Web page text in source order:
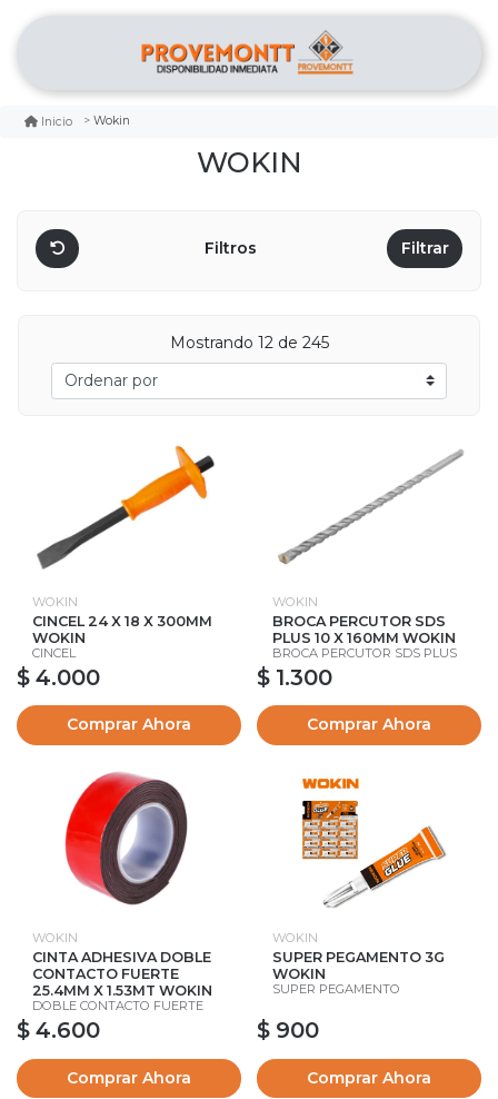
Inicio Wokin
WOKIN
Filtros Filtrar
Mostrando 12 de 245
WOKIN
CINCEL 24 X 18 X 300MM
WOKIN
CINCEL
$ 4.000
Comprar Ahora
WOKIN
BROCA PERCUTOR SDS
PLUS 10 X 160MM WOKIN
BROCA PERCUTOR SDS PLUS
$ 1.300
Comprar Ahora
WOKIN
CINTA ADHESIVA DOBLE
CONTACTO FUERTE
25.4MM X 1.53MT WOKIN
DOBLE CONTACTO FUERTE
$ 4.600
Comprar Ahora
WOKIN
SUPER PEGAMENTO 3G
WOKIN
SUPER PEGAMENTO
$ 900
Comprar Ahora